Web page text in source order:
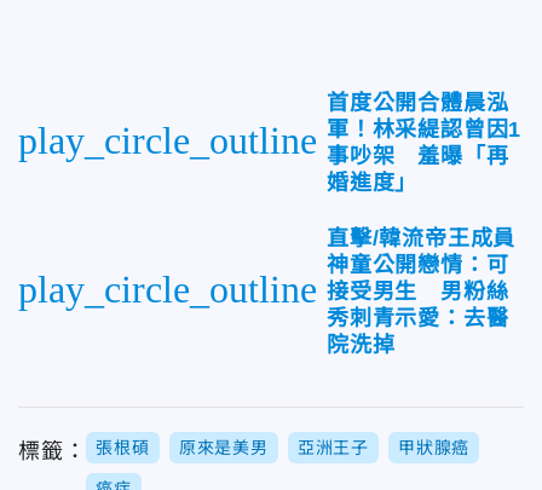
play_circle_outline
首度公開合體晨泓
軍！林采緹認曾因1
事吵架 羞曝「再
婚進度」
play_circle_outline
直擊/韓流帝王成員
神童公開戀情：可
接受男生 男粉絲
秀刺青示愛：去醫
院洗掉
標籤： 張根碩 原來是美男 亞洲王子 甲狀腺癌